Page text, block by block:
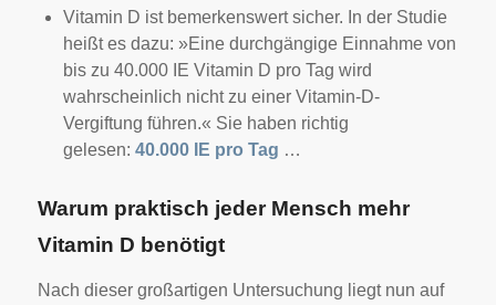
Vitamin D ist bemerkenswert sicher. In der Studie
heißt es dazu: »Eine durchgängige Einnahme von
bis zu 40.000 IE Vitamin D pro Tag wird
wahrscheinlich nicht zu einer Vitamin-D-
Vergiftung führen.« Sie haben richtig
gelesen: 40.000 IE pro Tag …
Warum praktisch jeder Mensch mehr
Vitamin D benötigt
Nach dieser großartigen Untersuchung liegt nun auf